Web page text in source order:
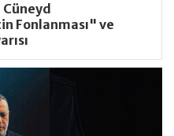
Fonlanması" ve